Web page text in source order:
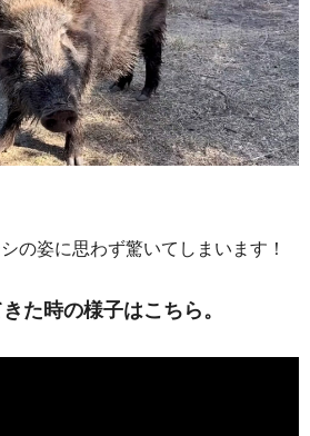
の姿に思わず驚いてしまいます！
た時の様子はこちら。